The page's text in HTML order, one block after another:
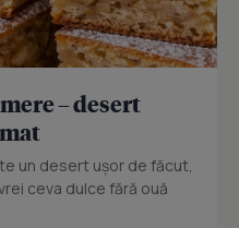
– desert
un desert ușor de făcut,
ceva dulce fără ouă